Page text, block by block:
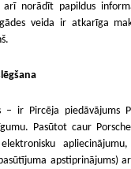
arī norādīt papildus
veida ir atkarīga
– ir Pircēja piedāvājums
Pasūtot caur
apstiprinājums)